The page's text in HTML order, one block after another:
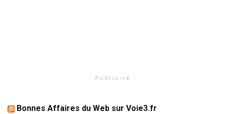
Publicité
Bonnes Affaires du Web sur Voie3.fr